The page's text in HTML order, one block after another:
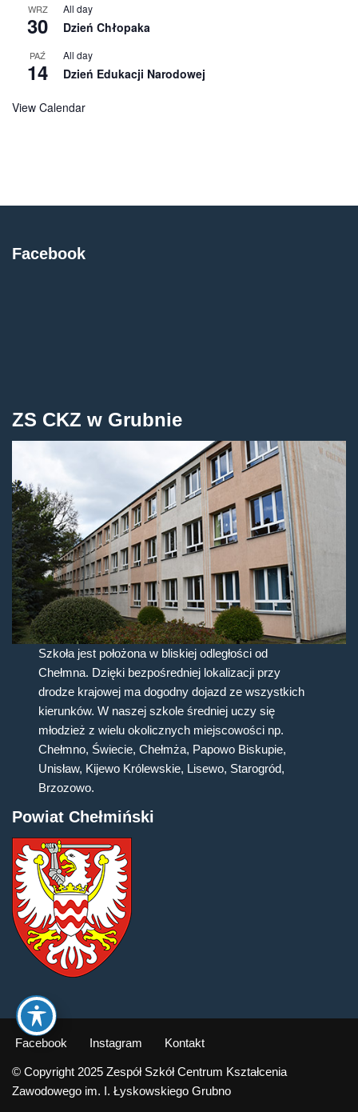
WRZ
30
All day
Dzień Chłopaka
PAŹ
14
All day
Dzień Edukacji Narodowej
View Calendar
Facebook
ZS CKZ w Grubnie
Szkoła jest położona w bliskiej odległości od
Chełmna. Dzięki bezpośredniej lokalizacji przy
drodze krajowej ma dogodny dojazd ze wszystkich
kierunków. W naszej szkole średniej uczy się
młodzież z wielu okolicznych miejscowości np.
Chełmno, Świecie, Chełmża, Papowo Biskupie,
Unisław, Kijewo Królewskie, Lisewo, Starogród,
Brzozowo.
Powiat Chełmiński
Facebook Instagram Kontakt
© Copyright 2025 Zespół Szkół Centrum Kształcenia
Zawodowego im. I. Łyskowskiego Grubno